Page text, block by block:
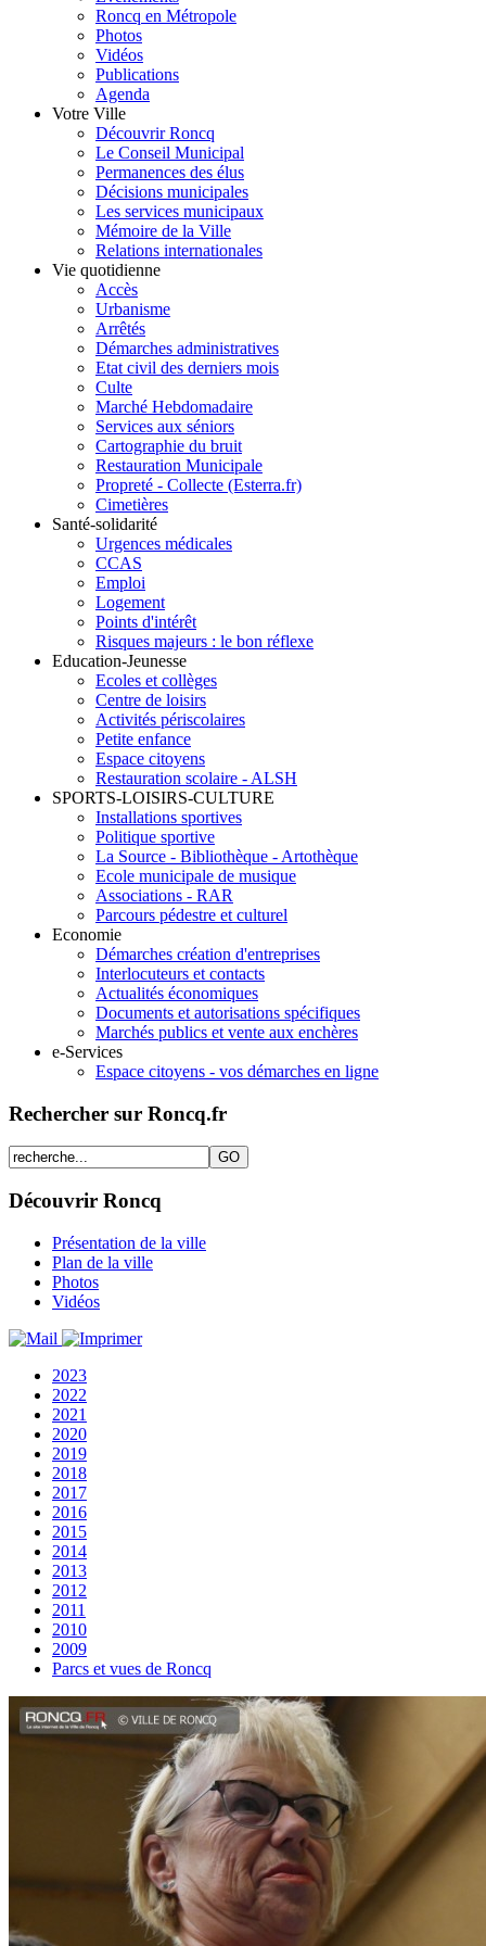
Roncq en Métropole
Photos
Vidéos
Publications
Agenda
Votre Ville
Découvrir Roncq
Le Conseil Municipal
Permanences des élus
Décisions municipales
Les services municipaux
Mémoire de la Ville
Relations internationales
Vie quotidienne
Accès
Urbanisme
Arrêtés
Démarches administratives
Etat civil des derniers mois
Culte
Marché Hebdomadaire
Services aux séniors
Cartographie du bruit
Restauration Municipale
Propreté - Collecte (Esterra.fr)
Cimetières
Santé-solidarité
Urgences médicales
CCAS
Emploi
Logement
Points d'intérêt
Risques majeurs : le bon réflexe
Education-Jeunesse
Ecoles et collèges
Centre de loisirs
Activités périscolaires
Petite enfance
Espace citoyens
Restauration scolaire - ALSH
SPORTS-LOISIRS-CULTURE
Installations sportives
Politique sportive
La Source - Bibliothèque - Artothèque
Ecole municipale de musique
Associations - RAR
Parcours pédestre et culturel
Economie
Démarches création d'entreprises
Interlocuteurs et contacts
Actualités économiques
Documents et autorisations spécifiques
Marchés publics et vente aux enchères
e-Services
Espace citoyens - vos démarches en ligne
Rechercher sur Roncq.fr
Découvrir Roncq
Présentation de la ville
Plan de la ville
Photos
Vidéos
2023
2022
2021
2020
2019
2018
2017
2016
2015
2014
2013
2012
2011
2010
2009
Parcs et vues de Roncq